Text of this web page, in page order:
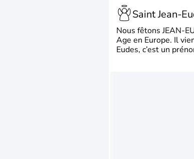
Saint Jean-
Nous fêtons JEAN-
Age en Europe. Il
Eudes, c’est un